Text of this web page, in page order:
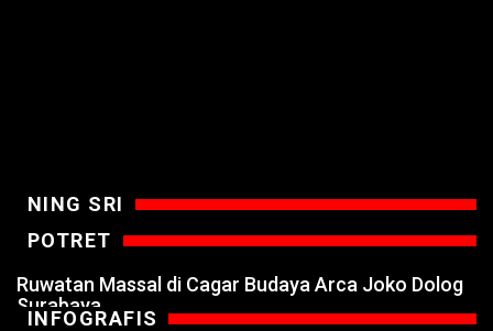
NING SRI
POTRET
Ruwatan Massal di Cagar Budaya Arca Joko Dolog
Surabaya
INFOGRAFIS